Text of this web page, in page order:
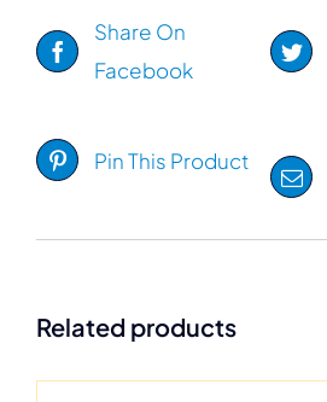
Share On
Facebook
Pin This Product
Related products